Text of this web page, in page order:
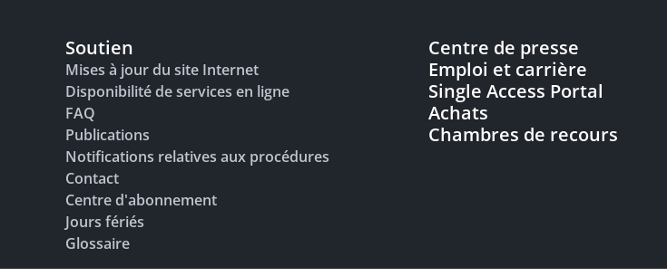
Soutien
Mises à jour du site Internet
Disponibilité de services en ligne
FAQ
Publications
Notifications relatives aux procédures
Contact
Centre d'abonnement
Jours fériés
Glossaire
Centre de presse
Emploi et carrière
Single Access Portal
Achats
Chambres de recours